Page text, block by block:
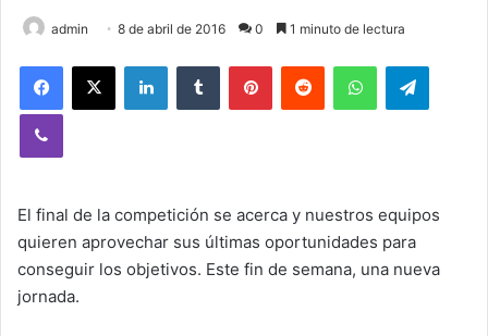
admin 8 de abril de 2016 0 1 minuto de lectura
El final de la competición se acerca y nuestros equipos
quieren aprovechar sus últimas oportunidades para
conseguir los objetivos. Este fin de semana, una nueva
jornada.